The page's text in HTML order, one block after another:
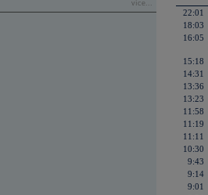
více...
22:01
18:03
16:05
15:18
14:31
13:36
13:23
11:58
11:19
11:11
10:30
9:43
9:14
9:01